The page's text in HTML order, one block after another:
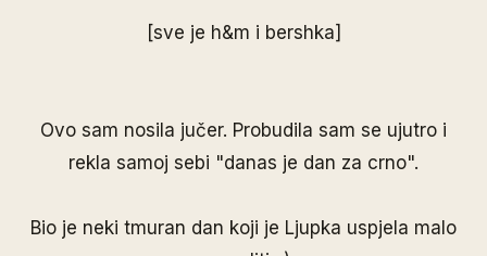
[sve je h&m i bershka]
Ovo sam nosila jučer. Probudila sam se ujutro i
rekla samoj sebi "danas je dan za crno".
Bio je neki tmuran dan koji je Ljupka uspjela malo